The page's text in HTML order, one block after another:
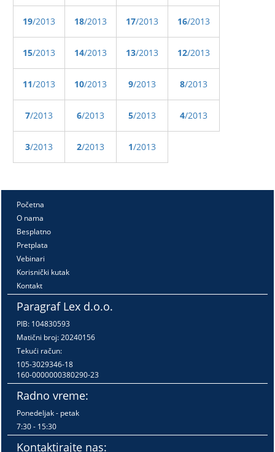
19/2013 18/2013 17/2013 16/2013
15/2013 14/2013 13/2013 12/2013
11/2013 10/2013 9/2013 8/2013
7/2013 6/2013 5/2013 4/2013
3/2013 2/2013 1/2013
Početna
O nama
Besplatno
Pretplata
Vebinari
Korisnički kutak
Kontakt
Paragraf Lex d.o.o.
PIB: 104830593
Matični broj: 20240156
Tekući račun:
105-3029346-18
160-0000000380290-23
Radno vreme:
Ponedeljak - petak
7:30 - 15:30
Kontaktirajte nas: